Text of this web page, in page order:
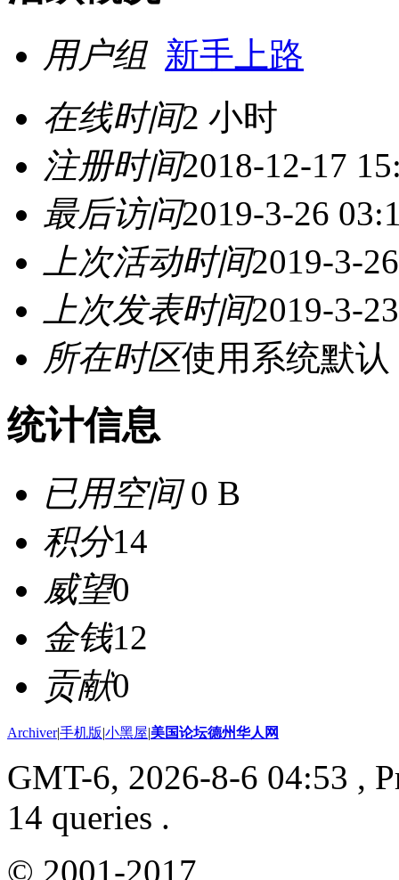
用户组 新手上路
在线时间2 小时
注册时间2018-12-17
最后访问2019-3-26
上次活动时间2019-3-
上次发表时间2019-3-
所在时区使用系统默认
统计信息
已用空间0 B
积分14
威望0
金钱12
贡献0
Archiver|手机版|小黑屋|美国论坛德州华人网
GMT-6, 2026-8-6 04:53 ,
14 queries .
© 2001-2017